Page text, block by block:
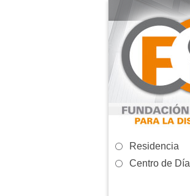
Residencia
Centro de Día